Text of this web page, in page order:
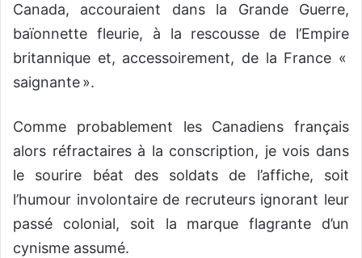
Canada, accouraient dans la Grande Guerre,
baïonnette fleurie, à la rescousse de l’Empire
britannique et, accessoirement, de la France «
saignante ».
Comme probablement les Canadiens français
alors réfractaires à la conscription, je vois dans
le sourire béat des soldats de l’affiche, soit
l’humour involontaire de recruteurs ignorant leur
passé colonial, soit la marque flagrante d’un
cynisme assumé.